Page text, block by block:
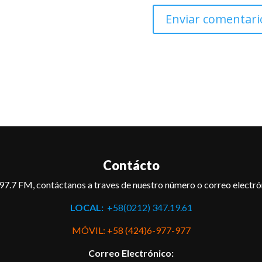
Contácto
FM, contáctanos a traves de nuestro número o correo
LOCAL:+58(0212) 347.19.61
MÓVIL: +58 (424)6-977-977
Correo Electrónico: